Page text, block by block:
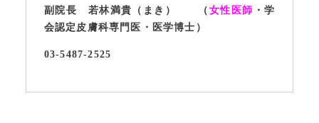
副院長 若林満貴（まき） （ 女性医師 ・学
会認定皮膚科専門医・医学博士）
03-5487-2525